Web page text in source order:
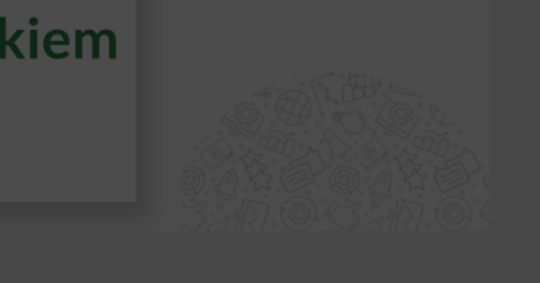
the site,
us to
most